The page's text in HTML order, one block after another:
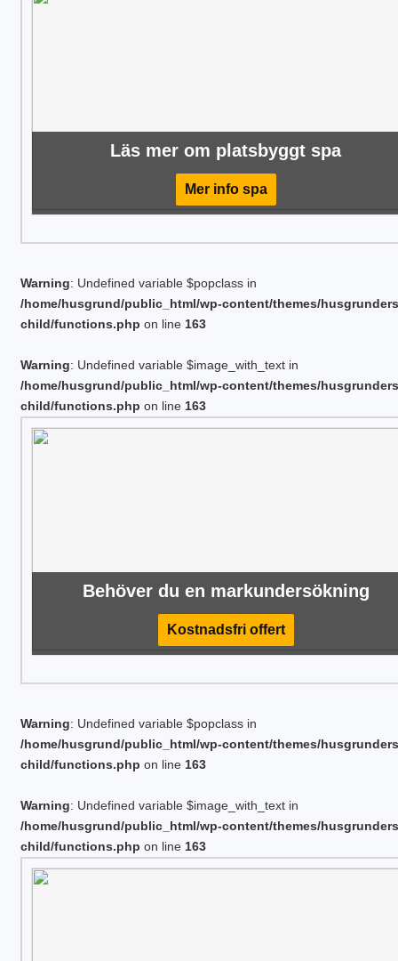
Läs mer om platsbyggt spa
Mer info spa
Warning: Undefined variable $popclass in
/home/husgrund/public_html/wp-content/themes/
child/functions.php on line 163
Warning: Undefined variable $image_with_text in
/home/husgrund/public_html/wp-content/themes/
child/functions.php on line 163
Behöver du en markundersökning
Kostnadsfri offert
Warning: Undefined variable $popclass in
/home/husgrund/public_html/wp-content/themes/
child/functions.php on line 163
Warning: Undefined variable $image_with_text in
/home/husgrund/public_html/wp-content/themes/
child/functions.php on line 163